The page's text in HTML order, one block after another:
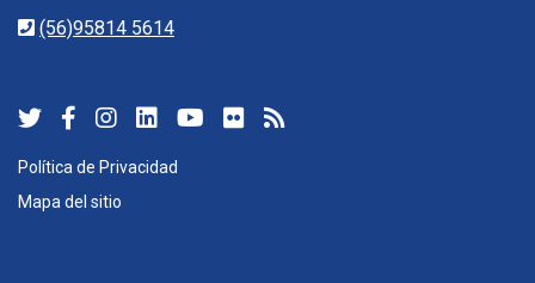
(56)95814 5614
Política de Privacidad
Mapa del sitio